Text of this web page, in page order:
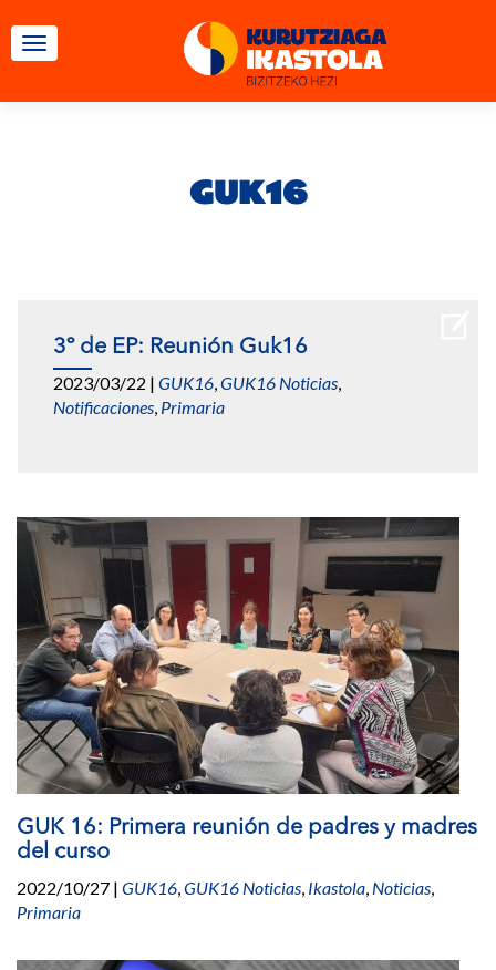
CAMBIAR NAVEGACIÓN
GUK16
3º de EP: Reunión Guk16
2023/03/22 | GUK16,GUK16 Noticias,
Notificaciones, Primaria
GUK 16: Primera reunión de padres y madres
del curso
2022/10/27 | GUK16,GUK16 Noticias, Ikastola, Noticias,
Primaria